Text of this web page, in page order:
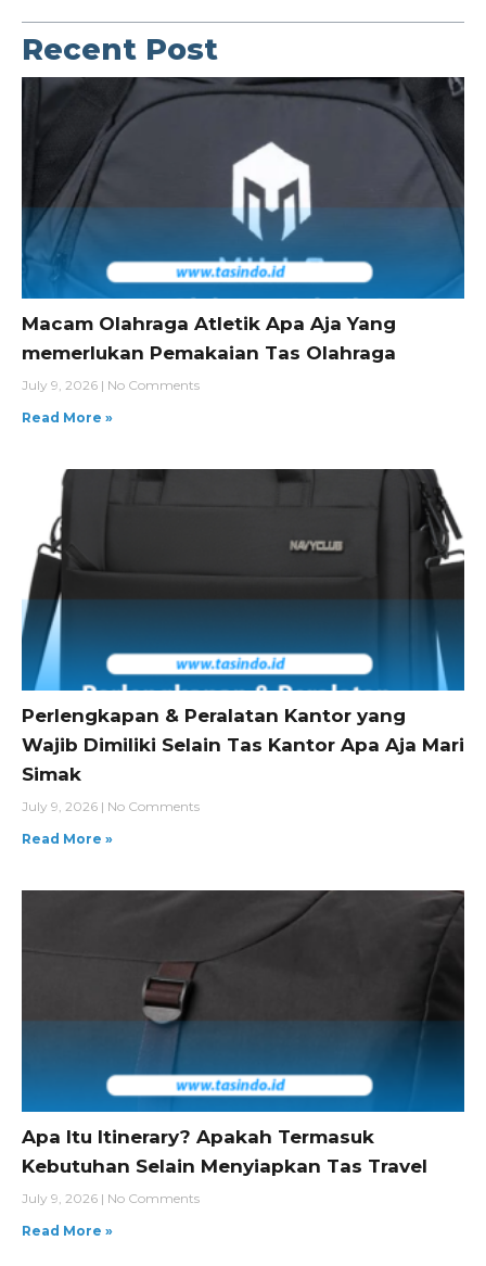
Recent Post
Macam Olahraga Atletik Apa Aja Yang
memerlukan Pemakaian Tas Olahraga
July 9, 2026
No Comments
Read More »
Perlengkapan & Peralatan Kantor yang
Wajib Dimiliki Selain Tas Kantor Apa Aja Mari
Simak
July 9, 2026
No Comments
Read More »
Apa Itu Itinerary? Apakah Termasuk
Kebutuhan Selain Menyiapkan Tas Travel
July 9, 2026
No Comments
Read More »